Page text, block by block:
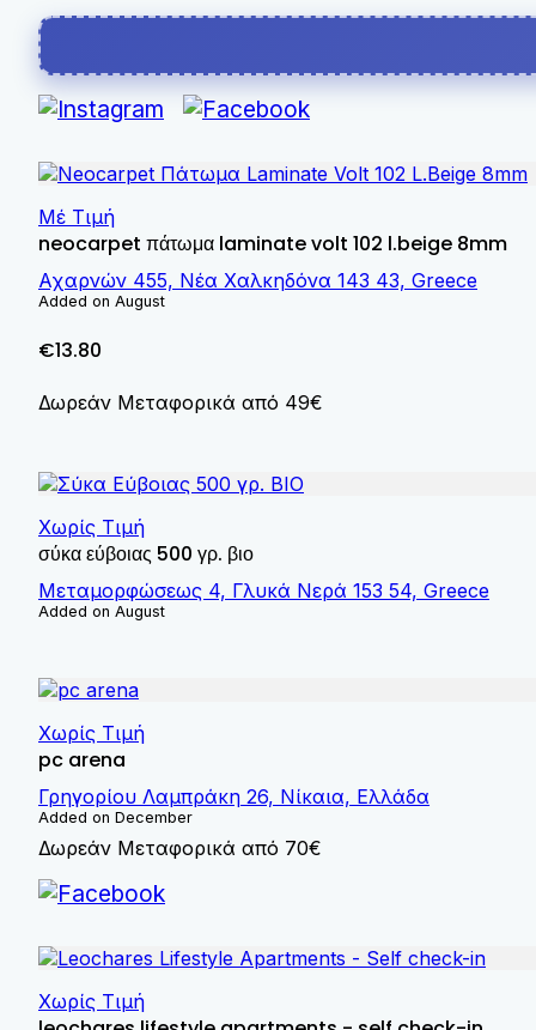
Μέ Τιμή
neocarpet πάτωμα laminate volt 102 l.beige 8mm
Αχαρνών 455, Νέα Χαλκηδόνα 143 43, Greece
Added on August
€13.80
Δωρεάν Μεταφορικά από 49€
Χωρίς Τιμή
σύκα εύβοιας 500 γρ. βιο
Μεταμορφώσεως 4, Γλυκά Νερά 153 54, Greece
Added on August
Χωρίς Τιμή
pc arena
Γρηγορίου Λαμπράκη 26, Νίκαια, Ελλάδα
Added on December
Δωρεάν Μεταφορικά από 70€
Χωρίς Τιμή